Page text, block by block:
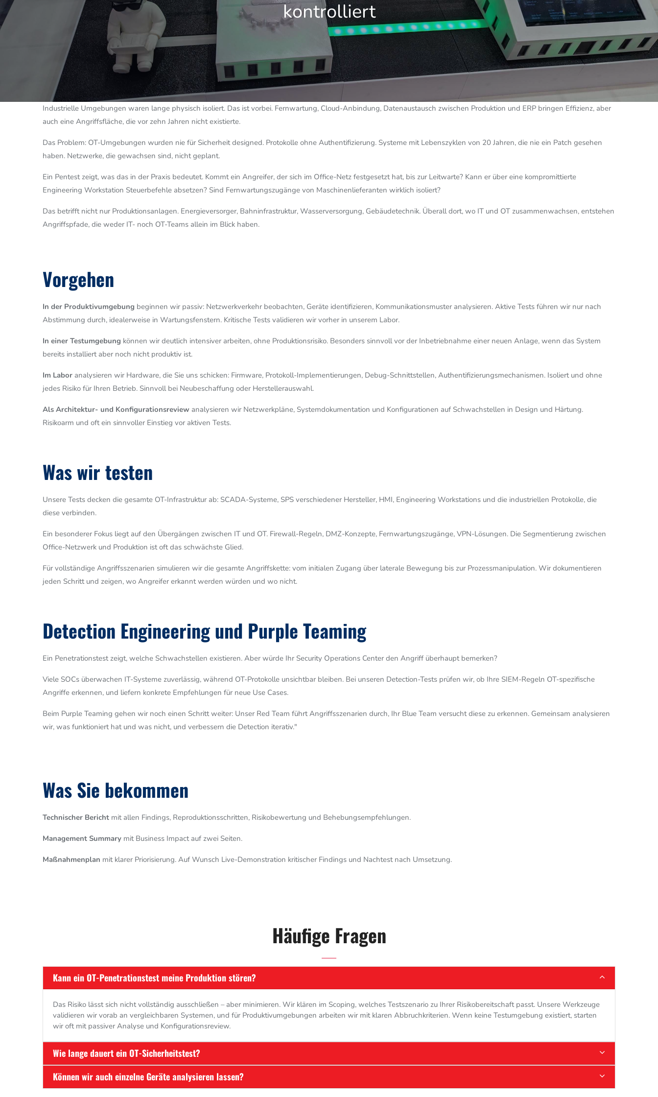
kontrolliert
Industrielle Umgebungen waren lange physisch isoliert. Das ist vorbei. Fernwartung, Cloud-Anbindung, Datenaustausch zwischen Produktion und ERP bringen Effizienz, aber
auch eine Angriffsfläche, die vor zehn Jahren nicht existierte.
Das Problem: OT-Umgebungen wurden nie für Sicherheit designed. Protokolle ohne Authentifizierung. Systeme mit Lebenszyklen von 20 Jahren, die nie ein Patch gesehen
haben. Netzwerke, die gewachsen sind, nicht geplant.
Ein Pentest zeigt, was das in der Praxis bedeutet. Kommt ein Angreifer, der sich im Office-Netz festgesetzt hat, bis zur Leitwarte? Kann er über eine kompromittierte
Engineering Workstation Steuerbefehle absetzen? Sind Fernwartungszugänge von Maschinenlieferanten wirklich isoliert?
Das betrifft nicht nur Produktionsanlagen. Energieversorger, Bahninfrastruktur, Wasserversorgung, Gebäudetechnik. Überall dort, wo IT und OT zusammenwachsen, entstehen
Angriffspfade, die weder IT- noch OT-Teams allein im Blick haben.
Vorgehen
In der Produktivumgebung beginnen wir passiv: Netzwerkverkehr beobachten, Geräte identifizieren, Kommunikationsmuster analysieren. Aktive Tests führen wir nur nach
Abstimmung durch, idealerweise in Wartungsfenstern. Kritische Tests validieren wir vorher in unserem Labor.
In einer Testumgebung können wir deutlich intensiver arbeiten, ohne Produktionsrisiko. Besonders sinnvoll vor der Inbetriebnahme einer neuen Anlage, wenn das System
bereits installiert aber noch nicht produktiv ist.
Im Labor analysieren wir Hardware, die Sie uns schicken: Firmware, Protokoll-Implementierungen, Debug-Schnittstellen, Authentifizierungsmechanismen. Isoliert und ohne
jedes Risiko für Ihren Betrieb. Sinnvoll bei Neubeschaffung oder Herstellerauswahl.
Als Architektur- und Konfigurationsreview analysieren wir Netzwerkpläne, Systemdokumentation und Konfigurationen auf Schwachstellen in Design und Härtung.
Risikoarm und oft ein sinnvoller Einstieg vor aktiven Tests.
Was wir testen
Unsere Tests decken die gesamte OT-Infrastruktur ab: SCADA-Systeme, SPS verschiedener Hersteller, HMI, Engineering Workstations und die industriellen Protokolle, die
diese verbinden.
Ein besonderer Fokus liegt auf den Übergängen zwischen IT und OT. Firewall-Regeln, DMZ-Konzepte, Fernwartungszugänge, VPN-Lösungen. Die Segmentierung zwischen
Office-Netzwerk und Produktion ist oft das schwächste Glied.
Für vollständige Angriffsszenarien simulieren wir die gesamte Angriffskette: vom initialen Zugang über laterale Bewegung bis zur Prozessmanipulation. Wir dokumentieren
jeden Schritt und zeigen, wo Angreifer erkannt werden würden und wo nicht.
Detection Engineering und Purple Teaming
Ein Penetrationstest zeigt, welche Schwachstellen existieren. Aber würde Ihr Security Operations Center den Angriff überhaupt bemerken?
Viele SOCs überwachen IT-Systeme zuverlässig, während OT-Protokolle unsichtbar bleiben. Bei unseren Detection-Tests prüfen wir, ob Ihre SIEM-Regeln OT-spezifische
Angriffe erkennen, und liefern konkrete Empfehlungen für neue Use Cases.
Beim Purple Teaming gehen wir noch einen Schritt weiter: Unser Red Team führt Angriffsszenarien durch, Ihr Blue Team versucht diese zu erkennen. Gemeinsam analysieren
wir, was funktioniert hat und was nicht, und verbessern die Detection iterativ."
Was Sie bekommen
Technischer Bericht mit allen Findings, Reproduktionsschritten, Risikobewertung und Behebungsempfehlungen.
Management Summary mit Business Impact auf zwei Seiten.
Maßnahmenplan mit klarer Priorisierung. Auf Wunsch Live-Demonstration kritischer Findings und Nachtest nach Umsetzung.
Häufige Fragen
Kann ein OT-Penetrationstest meine Produktion stören?
Das Risiko lässt sich nicht vollständig ausschließen – aber minimieren. Wir klären im Scoping, welches Testszenario zu Ihrer Risikobereitschaft passt. Unsere Werkzeuge
validieren wir vorab an vergleichbaren Systemen, und für Produktivumgebungen arbeiten wir mit klaren Abbruchkriterien. Wenn keine Testumgebung existiert, starten
wir oft mit passiver Analyse und Konfigurationsreview.
Wie lange dauert ein OT-Sicherheitstest?
Können wir auch einzelne Geräte analysieren lassen?